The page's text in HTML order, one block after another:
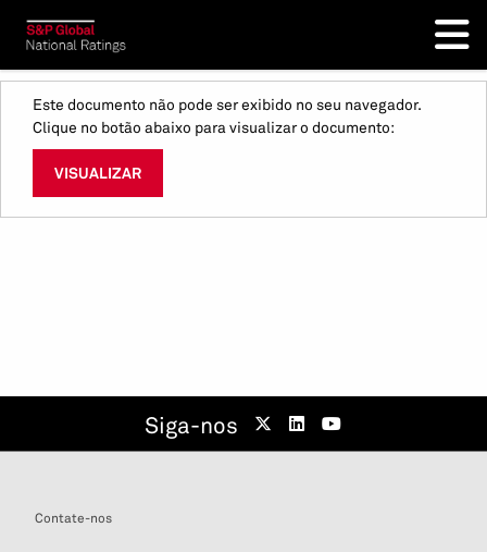
Este documento não pode ser exibido no seu navegador.
Clique no botão abaixo para visualizar o documento:
VISUALIZAR
Siga-nos
Contate-nos